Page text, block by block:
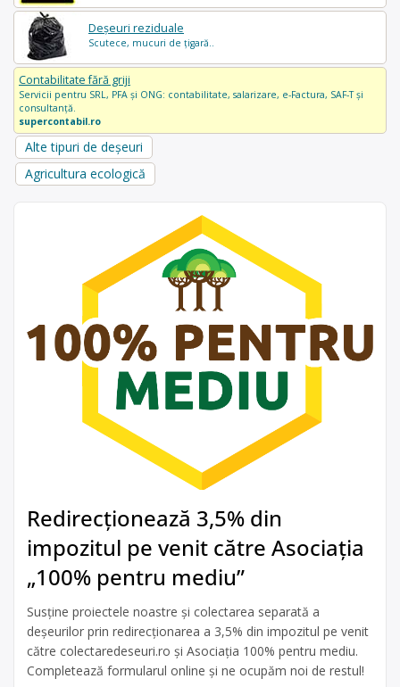
Deșeuri reziduale
Scutece, mucuri de țigară..
Contabilitate fără griji
Servicii pentru SRL, PFA și ONG: contabilitate, salarizare, e-Factura, SAF-T și
consultanță.
supercontabil.ro
Alte tipuri de deșeuri
Agricultura ecologică
Redirecționează 3,5% din
impozitul pe venit către Asociația
„100% pentru mediu”
Susține proiectele noastre și colectarea separată a
deșeurilor prin redirecționarea a 3,5% din impozitul pe venit
către colectaredeseuri.ro și Asociația 100% pentru mediu.
Completează formularul online și ne ocupăm noi de restul!